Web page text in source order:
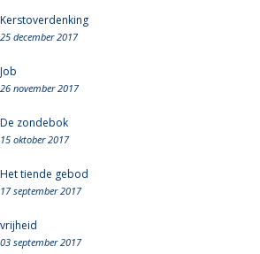
Kerstoverdenking
25 december 2017
Job
26 november 2017
De zondebok
15 oktober 2017
Het tiende gebod
17 september 2017
vrijheid
03 september 2017